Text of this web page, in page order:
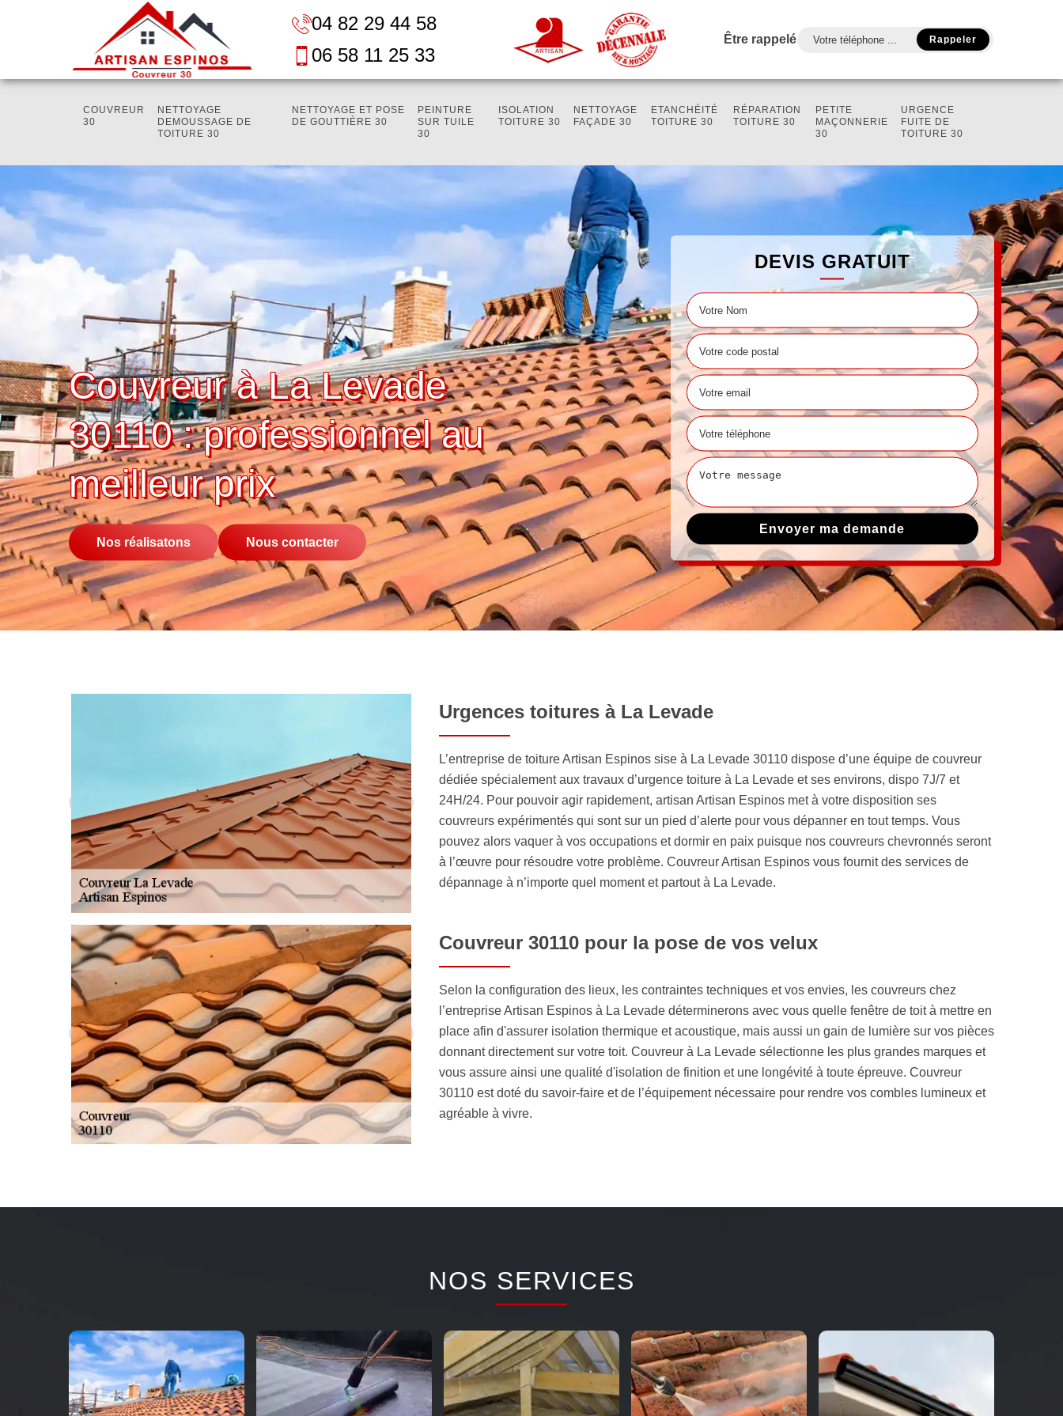
04 82 29 44 58
06 58 11 25 33
Être rappelé
COUVREUR
30
NETTOYAGE
DEMOUSSAGE DE
TOITURE 30
NETTOYAGE ET POSE
DE GOUTTIÈRE 30
PEINTURE
SUR TUILE
30
ISOLATION
TOITURE 30
NETTOYAGE
FAÇADE 30
ETANCHÉITÉ
TOITURE 30
RÉPARATION
TOITURE 30
PETITE
MAÇONNERIE
30
URGENCE
FUITE DE
TOITURE 30
Couvreur à La Levade
30110 : professionnel au
meilleur prix
Nos réalisatons Nous contacter
DEVIS GRATUIT
Urgences toitures à La Levade
L’entreprise de toiture Artisan Espinos sise à La Levade 30110 dispose d’une équipe de couvreur
dédiée spécialement aux travaux d’urgence toiture à La Levade et ses environs, dispo 7J/7 et
24H/24. Pour pouvoir agir rapidement, artisan Artisan Espinos met à votre disposition ses
couvreurs expérimentés qui sont sur un pied d’alerte pour vous dépanner en tout temps. Vous
pouvez alors vaquer à vos occupations et dormir en paix puisque nos couvreurs chevronnés seront
à l’œuvre pour résoudre votre problème. Couvreur Artisan Espinos vous fournit des services de
dépannage à n’importe quel moment et partout à La Levade.
Couvreur 30110 pour la pose de vos velux
Selon la configuration des lieux, les contraintes techniques et vos envies, les couvreurs chez
l’entreprise Artisan Espinos à La Levade déterminerons avec vous quelle fenêtre de toit à mettre en
place afin d'assurer isolation thermique et acoustique, mais aussi un gain de lumière sur vos pièces
donnant directement sur votre toit. Couvreur à La Levade sélectionne les plus grandes marques et
vous assure ainsi une qualité d'isolation de finition et une longévité à toute épreuve. Couvreur
30110 est doté du savoir-faire et de l’équipement nécessaire pour rendre vos combles lumineux et
agréable à vivre.
NOS SERVICES